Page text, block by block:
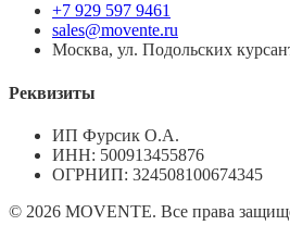
+7 929 597 9461
sales@movente.ru
Москва, ул. Подольских
Реквизиты
ИП Фурсик О.А.
ИНН: 500913455876
ОГРНИП: 324508100674345
© 2026 MOVENTE. Все права